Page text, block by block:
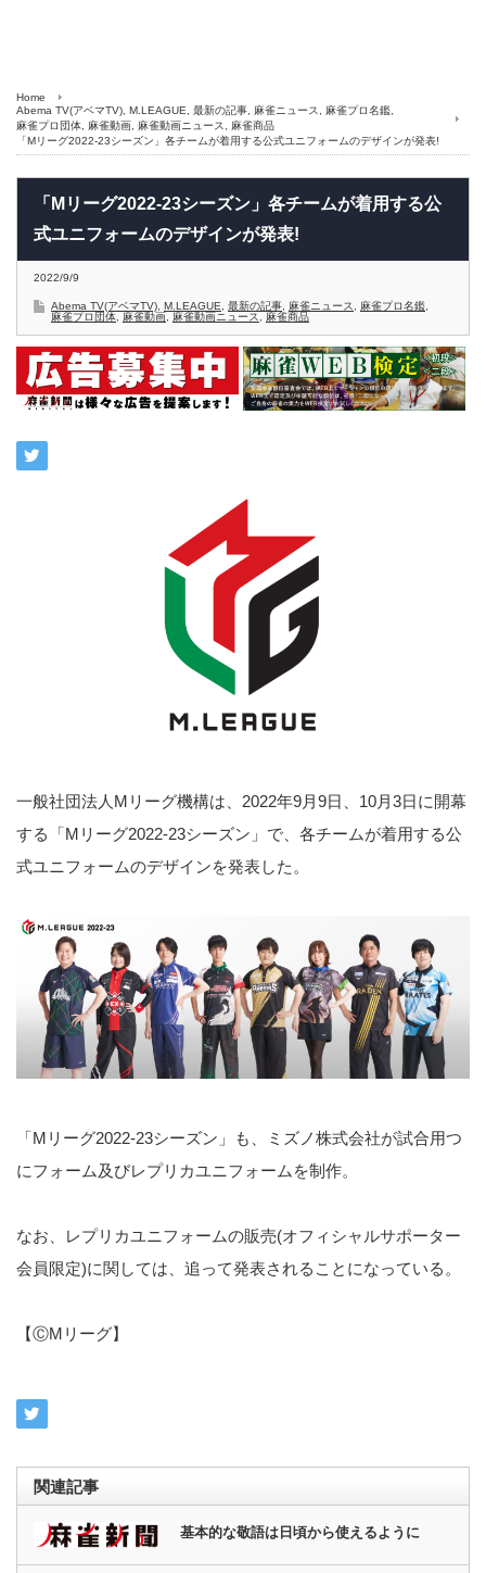
Home
Abema TV(アベマTV) M.LEAGUE 最新の記事 麻雀ニュース 麻雀プロ名鑑
麻雀プロ団体
麻雀動画 麻雀動画ニュース
麻雀商品
「Mリーグ2022-23シーズン」各チームが着用する公式ユニフォームのデザインが発表!
「Mリーグ2022-23シーズン」各チームが着用する公
式ユニフォームのデザインが発表!
2022/9/9
Abema TV(アベマTV) M.LEAGUE 最新の記事 麻雀ニュース 麻雀プロ名鑑
麻雀プロ団体
麻雀動画 麻雀動画ニュース 麻雀商品
一般社団法人Mリーグ機構は、2022年9月9日、10月3日に開幕
する「Mリーグ2022-23シーズン」で、各チームが着用する公
式ユニフォームのデザインを発表した。
「Mリーグ2022-23シーズン」も、ミズノ株式会社が試合用つ
にフォーム及びレプリカユニフォームを制作。
なお、レプリカユニフォームの販売(オフィシャルサポーター
会員限定)に関しては、追って発表されることになっている。
【ⒸMリーグ】
関連記事
基本的な敬語は日頃から使えるように